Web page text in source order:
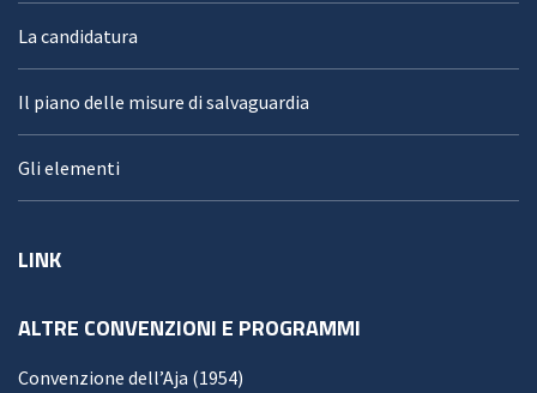
La candidatura
Il piano delle misure di salvaguardia
Gli elementi
LINK
ALTRE CONVENZIONI E PROGRAMMI
Convenzione dell’Aja (1954)